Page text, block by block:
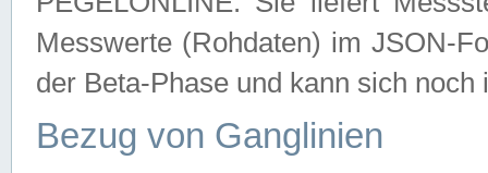
Messwerte (Rohdaten) im JSON-
der Beta-Phase und kann sich noch
Bezug von Ganglinien